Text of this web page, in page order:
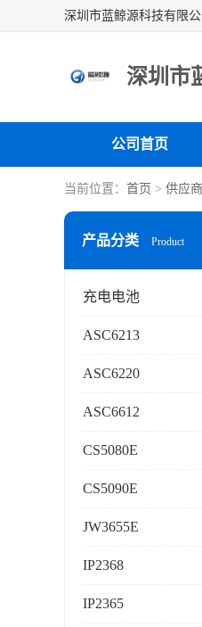
深圳市
公司首页
当前位置： 首页 > 供应
产品分类 Product
充电电池
ASC6213
ASC6220
ASC6612
CS5080E
CS5090E
JW3655E
IP2368
IP2365